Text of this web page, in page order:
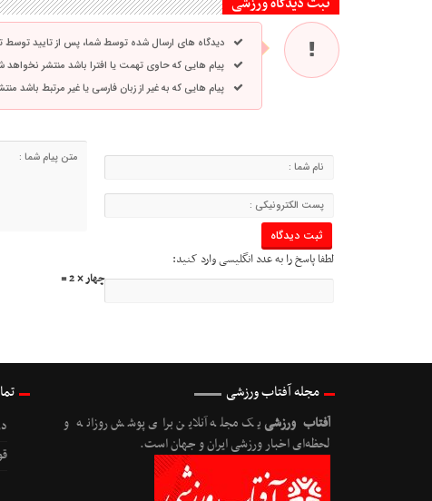
دیدگاه های ارسال شده توسط شما، پس از تایید
پیام هایی که حاوی تهمت یا افترا باشد منتشر نخواهد
پیام هایی که به غیر از زبان فارسی یا غیر مرتبط باشد
لطفا پاسخ را به عدد انگلیسی وارد کنید:
چهار × 2 =
مجله آفتاب ورزشی
آفتاب ورزشییک مجله آنلاین برای پوشش روزانه و
لحظه‌ای اخبار ورزشی ایران و جهان است.